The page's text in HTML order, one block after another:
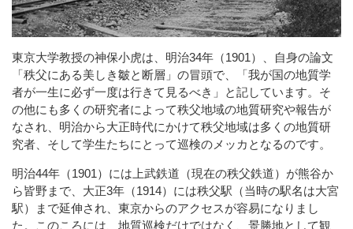
東京大学教授の神保小虎は、明治34年（1901）、自身の論文
「秩父にある美しき皺と断層」の冒頭で、「我が国の地質学
者が一生に必ず一度は行きて見るべき」と記しています。そ
の他にも多くの研究者によって秩父地域の地質研究や報告が
なされ、明治から大正時代にかけて秩父地域は多くの地質研
究者、そして学生たちにとって巡検のメッカとなるのです。
明治44年（1901）には上武鉄道（現在の秩父鉄道）が熊谷か
ら皆野まで、大正3年（1914）には秩父駅（当時の駅名は大宮
駅）まで延伸され、東京からのアクセスが容易になりまし
た。このころには、地質巡検だけではなく、景勝地として観